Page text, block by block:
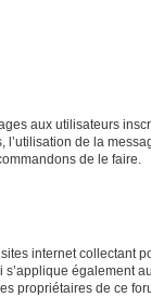
aux utilisateurs
de la
de le faire.
internet
également
de ce